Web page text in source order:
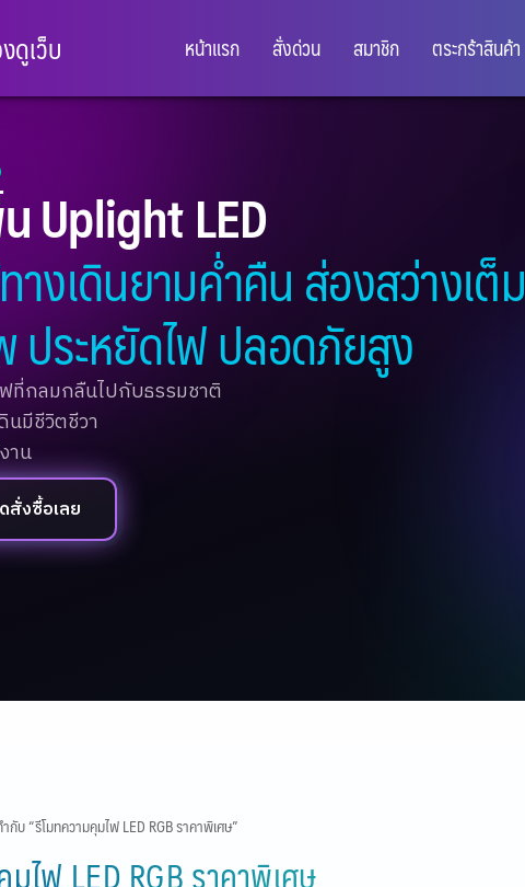
Uplight LED
างเดินยามค่ำคืน ส่องสว่างเต็ม
ประหยัดไฟ ปลอดภัยสูง
ที่กลมกลืนไปกับธรรมชาติ
นมีชีวิตชีวา
าน
สั่งซื้อเลย
ดูเว็บ หน้าแรก สั่งด่วน สมาชิก ตระกร้าสินค้า
บ “รีโมทความคุมไฟ LED RGB ราคาพิเศษ”
ไฟ LED RGB ราคาพิเศษ